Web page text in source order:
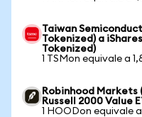
Taiwan
Tokenized) a
Tokenized)
1 TSMon equivale a
Robinhood Markets
Russell 2000 Value
1 HOODon equivale